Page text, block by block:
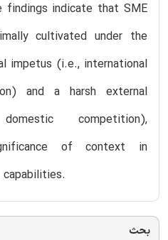
findings indicate that SME
cultivated under the
impetus (i.e., international
and a harsh external
competition),
of context in
بحث